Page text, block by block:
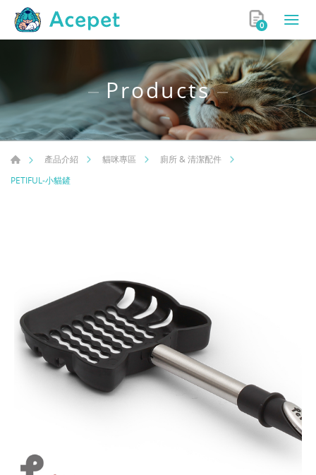
0
Products
產品介紹 貓咪專區
廁所 & 清潔配件
PETIFUL-小貓鏟